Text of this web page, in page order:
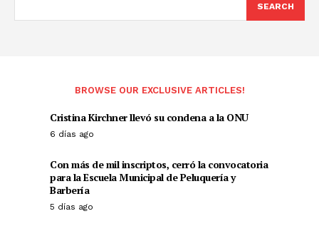
SEARCH
BROWSE OUR EXCLUSIVE ARTICLES!
Cristina Kirchner llevó su condena a la ONU
6 días ago
Con más de mil inscriptos, cerró la convocatoria
para la Escuela Municipal de Peluquería y
Barbería
5 días ago